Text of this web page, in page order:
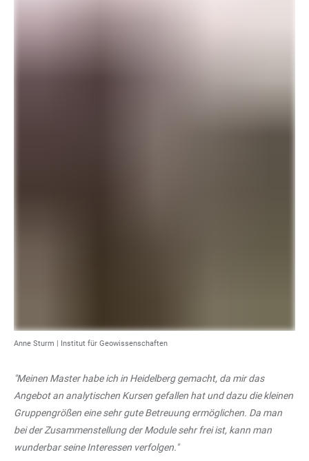
Anne Sturm | Institut für Geowissenschaften
"Meinen Master habe ich in Heidelberg gemacht, da mir das
Angebot an analytischen Kursen gefallen hat und dazu die kleinen
Gruppengrößen eine sehr gute Betreuung ermöglichen. Da man
bei der Zusammenstellung der Module sehr frei ist, kann man
wunderbar seine Interessen verfolgen."